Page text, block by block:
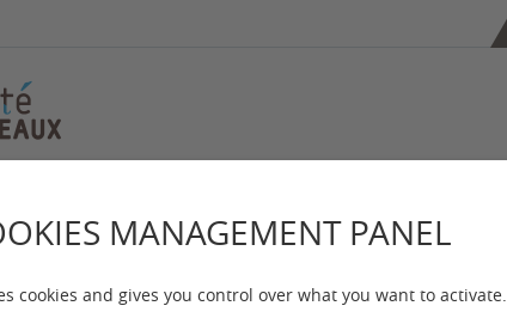
MANAGEMENT PANEL
cookies and gives you control over what you want to activate.